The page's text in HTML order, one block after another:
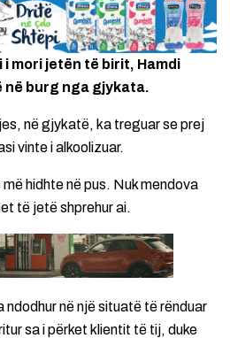
i mori jetën të birit, Hamdi
në burg nga gjykata.
në gjykatë, ka treguar se prej
vinte i alkoolizuar.
hidhte në pus. Nuk mendova
të jetë shprehur ai.
në një situatë të rënduar
sa i përket klientit të tij, duke